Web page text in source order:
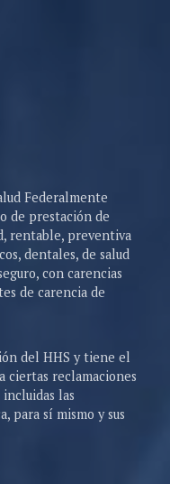
Federalmente
de prestación de
rentable, preventiva
dentales, de salud
con carencias
de carencia de
del HHS y tiene el
ciertas reclamaciones
las
para sí mismo y sus